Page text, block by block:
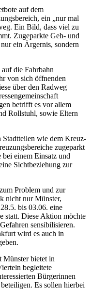
auf dem
ein „nur mal
Ein Bild, dass viel zu
Zugeparkte Geh- und
ein Ärgernis, sondern
die Fahrbahn
von sich öffnenden
über den Radweg
betrifft es vor allem
Rollstuhl, sowie Eltern
Stadtteilen wie dem Kreuz-
zugeparkt
einem Einsatz und
Sichtbeziehung zur
Problem und zur
nicht nur Münster,
bis 03.06. eine
statt. Diese Aktion möchte
sensibilisieren.
wird es auch in
Münster bietet in
begleitete
Bürgerinnen
Es sollen hierbei